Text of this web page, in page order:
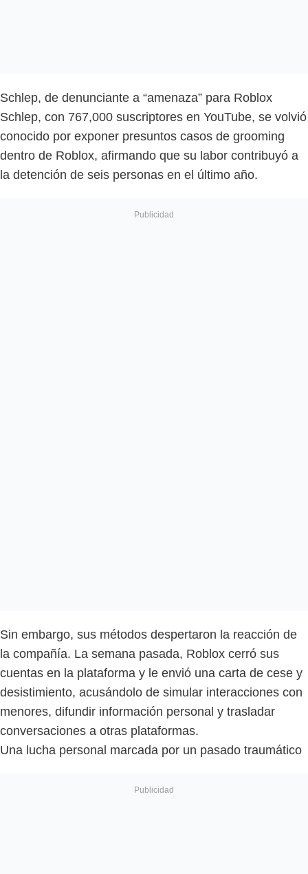
Schlep, de denunciante a “amenaza” para Roblox
Schlep, con 767,000 suscriptores en YouTube, se volvió
conocido por exponer presuntos casos de grooming
dentro de Roblox, afirmando que su labor contribuyó a
la detención de seis personas en el último año.
Sin embargo, sus métodos despertaron la reacción de
la compañía. La semana pasada, Roblox cerró sus
cuentas en la plataforma y le envió una carta de cese y
desistimiento, acusándolo de simular interacciones con
menores, difundir información personal y trasladar
conversaciones a otras plataformas.
Una lucha personal marcada por un pasado traumático